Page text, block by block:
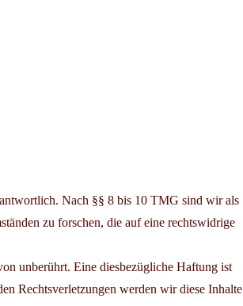
Nach §§ 8 bis 10 TMG sind wir als
zu forschen, die auf eine rechtswidrige
unberührt. Eine diesbezügliche Haftung ist
Rechtsverletzungen werden wir diese Inhalte